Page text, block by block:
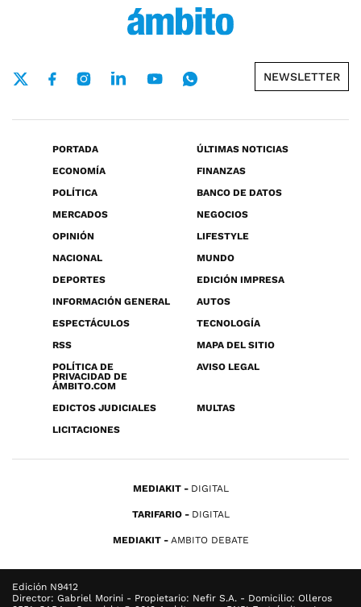
NEWSLETTER
PORTADA
ÚLTIMAS NOTICIAS
ECONOMÍA
FINANZAS
POLÍTICA
BANCO DE DATOS
MERCADOS
NEGOCIOS
OPINIÓN
LIFESTYLE
NACIONAL
MUNDO
DEPORTES
EDICIÓN IMPRESA
INFORMACIÓN GENERAL
AUTOS
ESPECTÁCULOS
TECNOLOGÍA
RSS
MAPA DEL SITIO
POLÍTICA DE
PRIVACIDAD DE
ÁMBITO.COM
AVISO LEGAL
EDICTOS JUDICIALES
MULTAS
LICITACIONES
MEDIAKIT DIGITAL
TARIFARIO DIGITAL
MEDIAKIT AMBITO DEBATE
Edición N9412
Director: Gabriel Morini - Propietario: Nefir S.A. - Domicilio: Olleros